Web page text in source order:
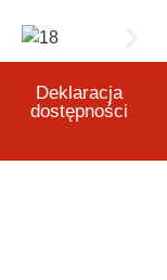
Deklaracja
dostępności